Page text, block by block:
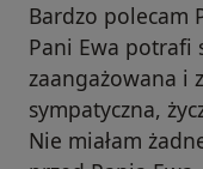
Bardzo polecam
Pani Ewa potrafi
zaangażowana i
sympatyczna,
Nie miałam